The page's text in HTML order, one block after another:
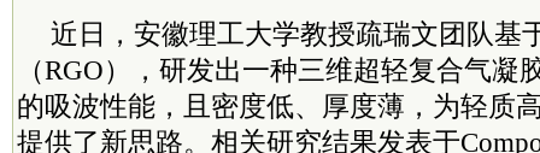
近日，安徽理工大学教授疏瑞文团队基
（RGO），研发出一种三维超轻复合气凝
的吸波性能，且密度低、厚度薄，为轻质
提供了新思路。相关研究结果发表于